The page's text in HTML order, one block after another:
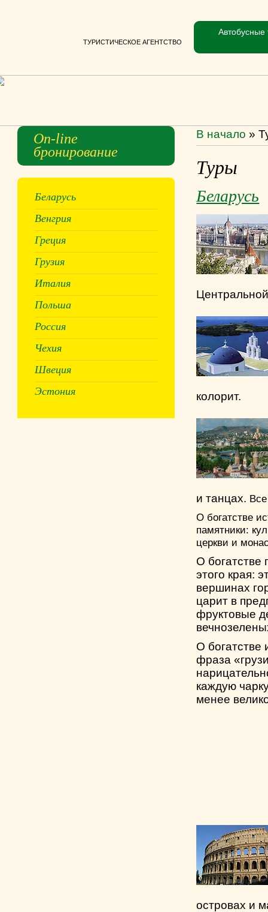
ТУРИСТИЧЕСКОЕ АГЕНТСТВО
Автобусные
В начало »
Туры
Беларусь
колорит.
и танцах.
О богатстве
памятники:
церкви и
О богатстве
этого края:
вершинах
царит в
фруктовые
О богатстве
фраза
каждую
менее
островах и
On-line
бронирование
Беларусь
Венгрия
Греция
Грузия
Италия
Польша
Россия
Чехия
Швеция
Эстония